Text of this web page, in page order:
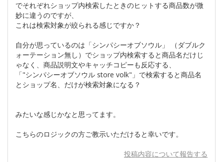
でそれぞれショップ内検索したときのヒットする商品数が微
妙に違うのですが、
これは検索対象が絞られる感じですか？
自分が思っているのは「シンパシーオブソウル」 （ダブルク
ォーテーション無し）でショップ内検索すると商品名だけじ
ゃなく、商品説明文やキャッチコピーも反応する、
「"シンパシーオブソウル store volk"」で検索すると商品名
とショップ名、だけが検索対象になる？
みたいな感じかなと思ってます。
こちらのロジックの方ご教示いただけると幸いです。
投稿内容について報告する